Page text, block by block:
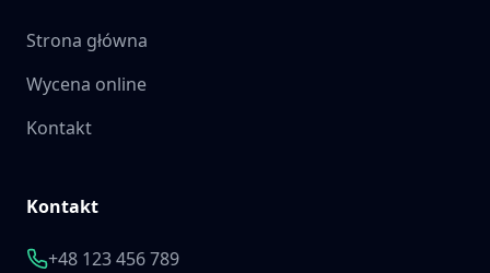
Strona główna
Wycena online
Kontakt
Kontakt
+48 123 456 789